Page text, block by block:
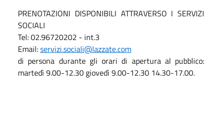
PRENOTAZIONI DISPONIBILI ATTRAVERSO I SERVIZI
SOCIALI
Tel: 02.96720202 - int.3
Email:servizi.sociali@lazzate.com
di persona durante gli orari di apertura al pubblico:
martedì 9.00-12.30 giovedì 9.00-12.30 14.30-17.00.